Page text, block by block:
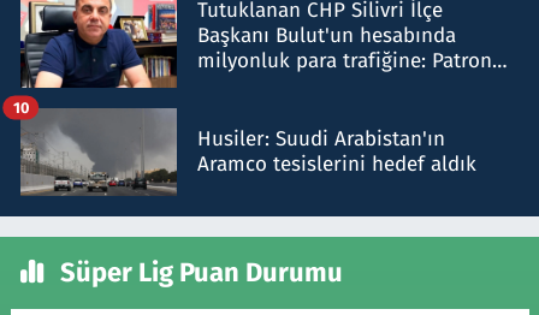
Tutuklanan CHP Silivri İlçe
Başkanı Bulut'un hesabında
milyonluk para trafiğine: Patron
Husiler: Suudi Arabistan'ın
Aramco tesislerini hedef aldık
10
Süper Lig Puan Durumu